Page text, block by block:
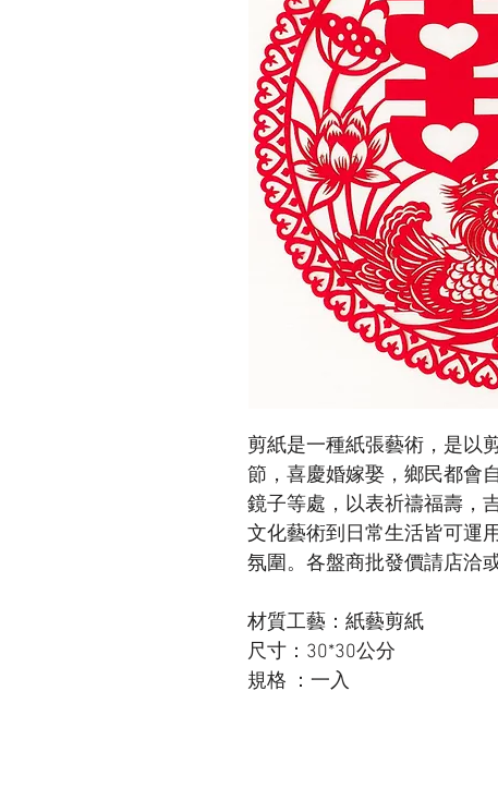
剪紙是一種紙張藝術，是以
節，喜慶婚嫁娶，鄉民都會
鏡子等處，以表祈禱福壽，
文化藝術到日常生活皆可運
氛圍。各盤商批發價請店洽
材質工藝：紙藝剪紙
尺寸：30*30公分
規格 ：一入